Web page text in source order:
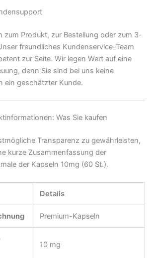
zum Produkt, zur Bestellung oder zum 3-
freundliches Kundenservice-Team
zur Seite. Wir legen Wert auf eine
denn Sie sind bei uns keine
ein geschätzter Kunde.
Was Sie kaufen
Transparenz zu gewährleisten,
kurze Zusammenfassung der
der Kapseln 10mg (60 St.).
Details
Premium-Kapseln
10 mg